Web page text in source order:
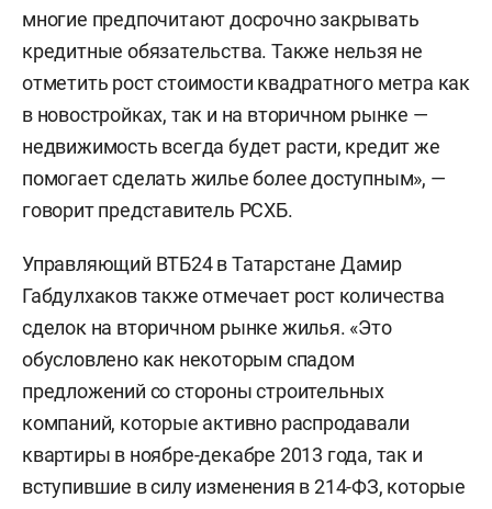
многие предпочитают досрочно закрывать
кредитные обязательства. Также нельзя не
отметить рост стоимости квадратного метра как
в новостройках, так и на вторичном рынке —
недвижимость всегда будет расти, кредит же
помогает сделать жилье более доступным», —
говорит представитель РСХБ.
Управляющий ВТБ24 в Татарстане Дамир
Габдулхаков также отмечает рост количества
сделок на вторичном рынке жилья. «Это
обусловлено как некоторым спадом
предложений со стороны строительных
компаний, которые активно распродавали
квартиры в ноябре-декабре 2013 года, так и
вступившие в силу изменения в 214-ФЗ, которые